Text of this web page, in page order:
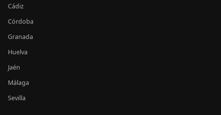
Cádiz
Córdoba
Granada
Huelva
Jaén
Málaga
Sevilla